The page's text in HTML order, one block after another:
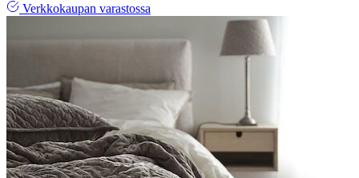
Verkkokaupan varastossa